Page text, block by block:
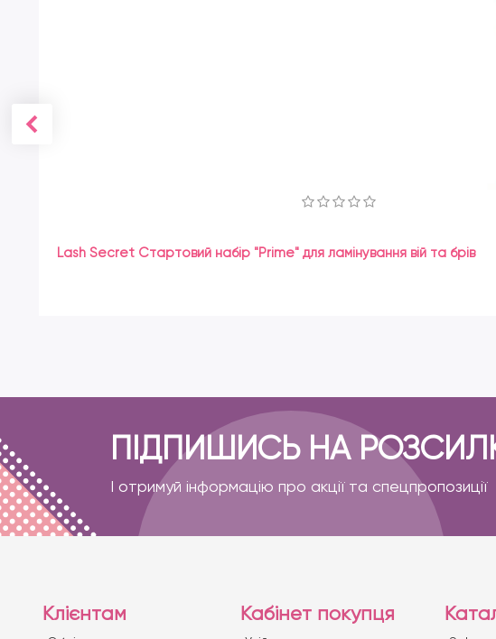
Lash Secret Стартовий набір "Prime" для ламінування вій та брів
ПІДПИШИСЬ НА
І отримуй інформацію про акції та спецпропозиції
Клієнтам Кабінет покупця